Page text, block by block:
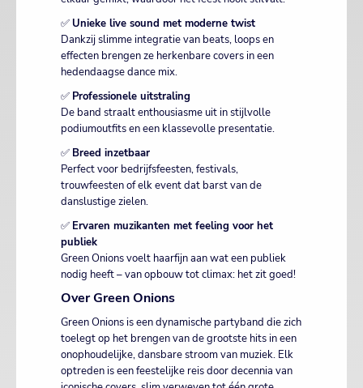
✅ Unieke live sound met moderne twist
Dankzij slimme integratie van beats, loops en
effecten brengen ze herkenbare covers in een
hedendaagse dance mix.
✅ Professionele uitstraling
De band straalt enthousiasme uit in stijlvolle
podiumoutfits en een klassevolle presentatie.
✅ Breed inzetbaar
Perfect voor bedrijfsfeesten, festivals,
trouwfeesten of elk event dat barst van de
danslustige zielen.
✅ Ervaren muzikanten met feeling voor het
publiek
Green Onions voelt haarfijn aan wat een publiek
nodig heeft – van opbouw tot climax: het zit goed!
Over Green Onions
Green Onions is een dynamische partyband die zich
toelegt op het brengen van de grootste hits in een
onophoudelijke, dansbare stroom van muziek. Elk
optreden is een feestelijke reis door decennia van